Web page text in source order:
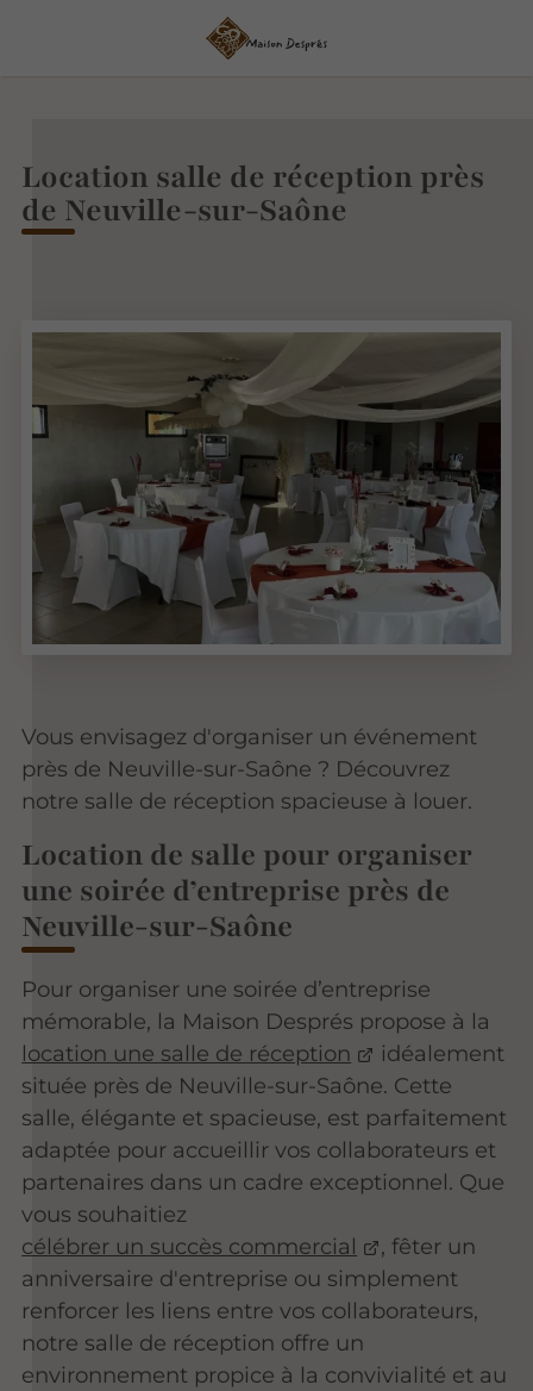
Location salle de réception près
de Neuville-sur-Saône
Vous envisagez d'organiser un événement
près de Neuville-sur-Saône ? Découvrez
notre salle de réception spacieuse à louer.
Location de salle pour organiser
une soirée d’entreprise près de
Neuville-sur-Saône
Pour organiser une soirée d’entreprise
mémorable, la Maison Després propose à la
location une salle de réception
idéalement
située près de Neuville-sur-Saône. Cette
salle, élégante et spacieuse, est parfaitement
adaptée pour accueillir vos collaborateurs et
partenaires dans un cadre exceptionnel. Que
vous souhaitiez
célébrer un succès commercial
, fêter un
anniversaire d'entreprise ou simplement
renforcer les liens entre vos collaborateurs,
notre salle de réception offre un
environnement propice à la convivialité et au